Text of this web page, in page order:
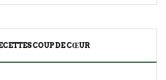
COUP DE CŒUR